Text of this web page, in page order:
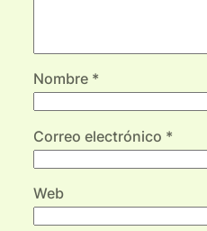
Nombre *
Correo electrónico *
Web